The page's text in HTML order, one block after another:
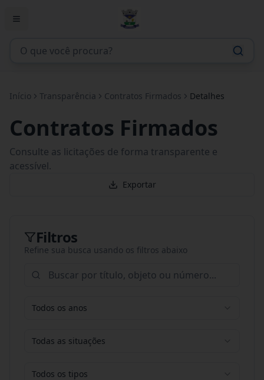
Início Transparência Contratos Firmados Detalhes
Contratos Firmados
Consulte as licitações de forma transparente e
acessível.
Exportar
Filtros
Refine sua busca usando os filtros abaixo
Todos os anos
Todas as situações
Todos os tipos